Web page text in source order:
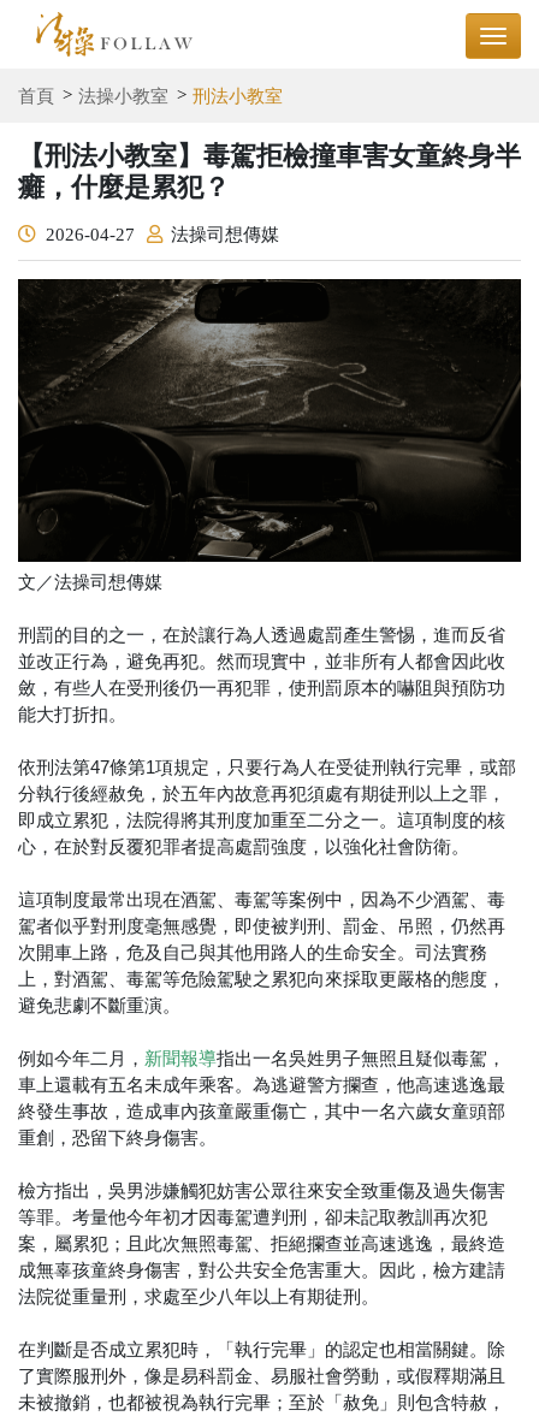
首頁 法操小教室 刑法小教室
【刑法小教室】毒駕拒檢撞車害女童終身半
癱，什麼是累犯？
2026-04-27 法操司想傳媒
文／法操司想傳媒
刑罰的目的之一，在於讓行為人透過處罰產生警惕，進而反省
並改正行為，避免再犯。然而現實中，並非所有人都會因此收
斂，有些人在受刑後仍一再犯罪，使刑罰原本的嚇阻與預防功
能大打折扣。
依刑法第47條第1項規定，只要行為人在受徒刑執行完畢，或部
分執行後經赦免，於五年內故意再犯須處有期徒刑以上之罪，
即成立累犯，法院得將其刑度加重至二分之一。這項制度的核
心，在於對反覆犯罪者提高處罰強度，以強化社會防衛。
這項制度最常出現在酒駕、毒駕等案例中，因為不少酒駕、毒
駕者似乎對刑度毫無感覺，即使被判刑、罰金、吊照，仍然再
次開車上路，危及自己與其他用路人的生命安全。司法實務
上，對酒駕、毒駕等危險駕駛之累犯向來採取更嚴格的態度，
避免悲劇不斷重演。
例如今年二月， 新聞報導指出一名吳姓男子無照且疑似毒駕，
車上還載有五名未成年乘客。為逃避警方攔查，他高速逃逸最
終發生事故，造成車內孩童嚴重傷亡，其中一名六歲女童頭部
重創，恐留下終身傷害。
檢方指出，吳男涉嫌觸犯妨害公眾往來安全致重傷及過失傷害
等罪。考量他今年初才因毒駕遭判刑，卻未記取教訓再次犯
案，屬累犯；且此次無照毒駕、拒絕攔查並高速逃逸，最終造
成無辜孩童終身傷害，對公共安全危害重大。因此，檢方建請
法院從重量刑，求處至少八年以上有期徒刑。
在判斷是否成立累犯時，「執行完畢」的認定也相當關鍵。除
了實際服刑外，像是易科罰金、易服社會勞動，或假釋期滿且
未被撤銷，也都被視為執行完畢；至於「赦免」則包含特赦，